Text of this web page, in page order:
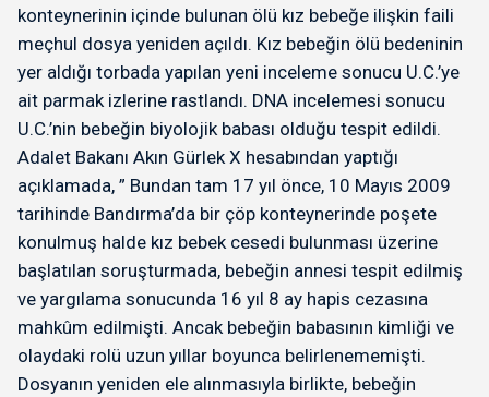
konteynerinin içinde bulunan ölü kız bebeğe ilişkin faili
meçhul dosya yeniden açıldı. Kız bebeğin ölü bedeninin
yer aldığı torbada yapılan yeni inceleme sonucu U.C.’ye
ait parmak izlerine rastlandı. DNA incelemesi sonucu
U.C.’nin bebeğin biyolojik babası olduğu tespit edildi.
Adalet Bakanı Akın Gürlek X hesabından yaptığı
açıklamada, ” Bundan tam 17 yıl önce, 10 Mayıs 2009
tarihinde Bandırma’da bir çöp konteynerinde poşete
konulmuş halde kız bebek cesedi bulunması üzerine
başlatılan soruşturmada, bebeğin annesi tespit edilmiş
ve yargılama sonucunda 16 yıl 8 ay hapis cezasına
mahkûm edilmişti. Ancak bebeğin babasının kimliği ve
olaydaki rolü uzun yıllar boyunca belirlenememişti.
Dosyanın yeniden ele alınmasıyla birlikte, bebeğin